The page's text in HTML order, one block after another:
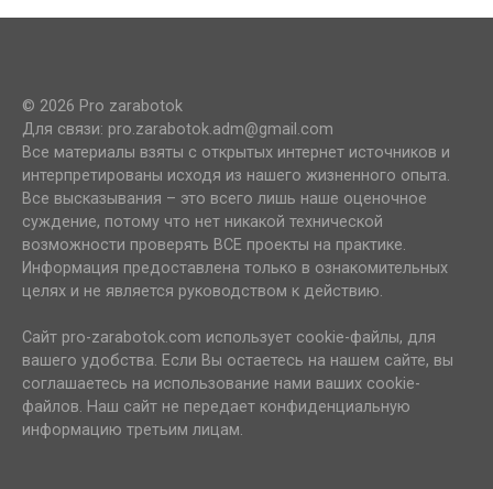
© 2026 Pro zarabotok
Для связи: pro.zarabotok.adm@gmail.com
Все материалы взяты с открытых интернет источников и
интерпретированы исходя из нашего жизненного опыта.
Все высказывания – это всего лишь наше оценочное
суждение, потому что нет никакой технической
возможности проверять ВСЕ проекты на практике.
Информация предоставлена только в ознакомительных
целях и не является руководством к действию.
Сайт pro-zarabotok.com использует cookie-файлы, для
вашего удобства. Если Вы остаетесь на нашем сайте, вы
соглашаетесь на использование нами ваших cookie-
файлов. Наш сайт не передает конфиденциальную
информацию третьим лицам.